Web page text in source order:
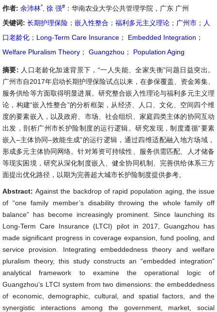
作者: 余沛林* 徐 强# ：华南农业大学公共管理学院，广东 广州
关键词: 长期护理保险 ； 嵌入性整合 ； 福利多元主义理论 ； 广州市 ； 人
口老龄化 ； Long-Term Care Insurance ； Embedded Integration ；
Welfare Pluralism Theory ； Guangzhou ； Population Aging
摘要: 人口老龄化加速背景下，“一人失能、全家失衡”问题日益突出。
广州市自2017年启动长期护理保险试点以来，在参保覆盖、资金筹集、
服务供给等方面取得明显进展。研究整合嵌入性理论与福利多元主义理
论，构建“嵌入性整合”的分析框架，从经济、人口、文化、空间四个维
度的要素嵌入，以及政府、市场、社会组织、家庭四类主体的协同互动
出发，剖析广州市长护险制度的运行逻辑。研究发现，制度遵循“要素
嵌入–主体协同–效能生成”的运行逻辑，通过四维适配融入地方场域，
形成多元主体协同网络。针对筹资可持续性、服务供需匹配、人才储备
等现实困境，研究从深化制度嵌入、健全协同机制、完善供给体系三方
面提出优化路径，以期为完善超大城市长护险制度提供参考。
Abstract:Against the backdrop of rapid population aging, the issue
of “one family member’s disability throwing the whole family off
balance” has become increasingly prominent. Since launching its
Long-Term Care Insurance (LTCI) pilot in 2017, Guangzhou has
made significant progress in coverage expansion, fund pooling, and
service provision. Integrating embeddedness theory and welfare
pluralism theory, this study constructs an “embedded integration”
analytical framework to examine the operational logic of
Guangzhou’s LTCI system from two dimensions: the embeddedness
of economic, demographic, cultural, and spatial factors, and the
synergistic interactions among the government, market, social